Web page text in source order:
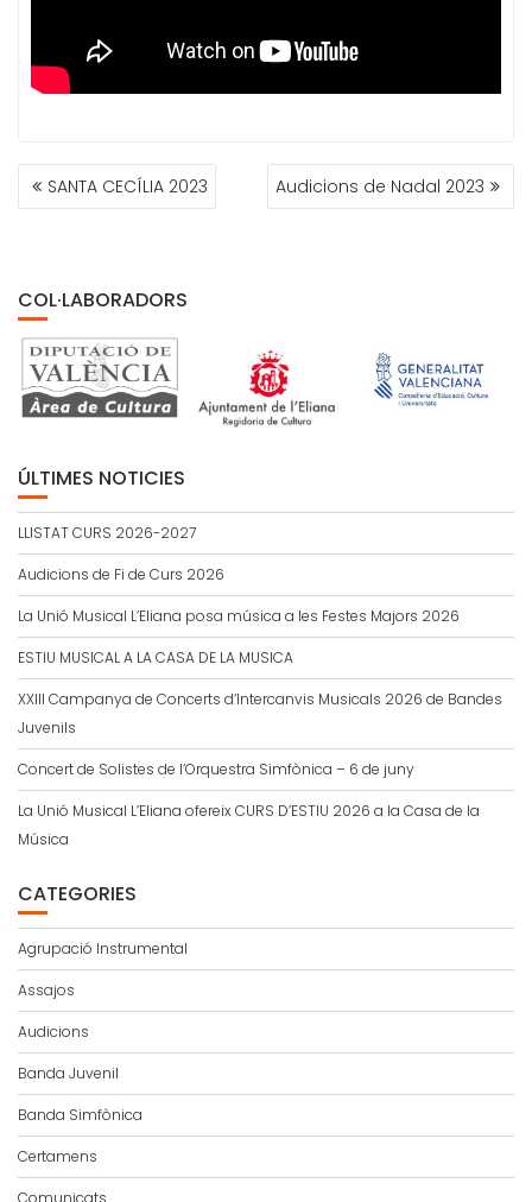
NAVEGACIÓN
DESANTA CECÍLIA 2023 Audicions de Nadal 2023
COL·LABORADORS
ÚLTIMES NOTICIES
LLISTAT CURS 2026-2027
Audicions de Fi de Curs 2026
La Unió Musical L’Eliana posa música a les Festes Majors 2026
ESTIU MUSICAL A LA CASA DE LA MUSICA
XXIII Campanya de Concerts d’Intercanvis Musicals 2026 de Bandes
Juvenils
Concert de Solistes de l’Orquestra Simfònica – 6 de juny
La Unió Musical L’Eliana ofereix CURS D’ESTIU 2026 a la Casa de la
Música
CATEGORIES
Agrupació Instrumental
Assajos
Audicions
Banda Juvenil
Banda Simfònica
Certamens
Comunicats